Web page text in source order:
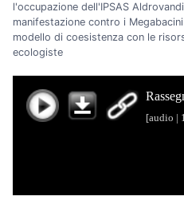
l'occupazione dell'IPSAS
manifestazione contro i
modello di coesistenza con le
ecologiste